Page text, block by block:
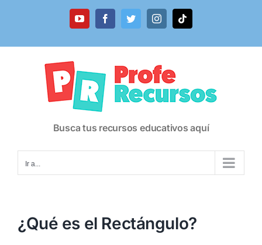
YouTubeFacebookTwitterInstagramTiktok
Busca tus recursos educativos aquí
Ir a...
¿Qué es el Rectángulo?